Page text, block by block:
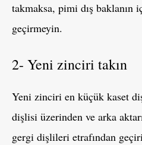
takmaksa, pimi dış baklanın
geçirmeyin.
2- Yeni zinciri takın
Yeni zinciri en küçük kaset
dişlisi üzerinden ve arka
gergi dişlileri etrafından